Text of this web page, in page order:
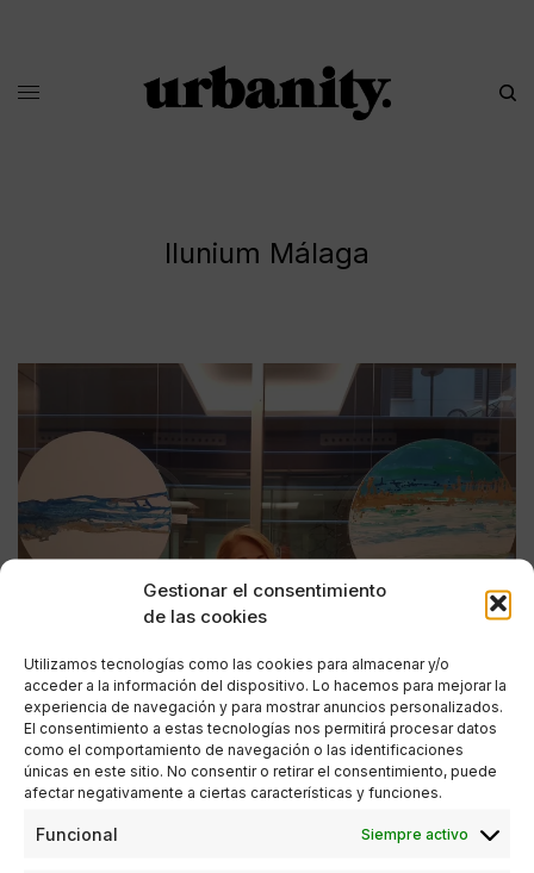
Gestionar el consentimiento
de las cookies
Utilizamos tecnologías como las cookies para almacenar y/o
acceder a la información del dispositivo. Lo hacemos para mejorar la
experiencia de navegación y para mostrar anuncios personalizados.
El consentimiento a estas tecnologías nos permitirá procesar datos
como el comportamiento de navegación o las identificaciones
únicas en este sitio. No consentir o retirar el consentimiento, puede
afectar negativamente a ciertas características y funciones.
Funcional Siempre activo
Ilunium Málaga